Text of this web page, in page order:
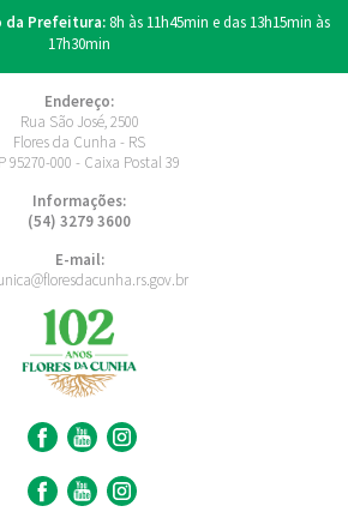
da Prefeitura:8h às 11h45min e das 13h15min às
17h30min
Endereço:
Rua São José, 2500
Flores da Cunha - RS
95270-000 - Caixa Postal 39
Informações:
(54) 3279 3600
E-mail: